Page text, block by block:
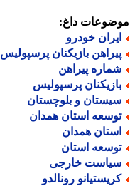
داغ:
خودرو
بازیکنان پرسپولیس
پیراهن
پرسپولیس
و بلوچستان
استان همدان
همدان
استان
خارجی
رونالدو